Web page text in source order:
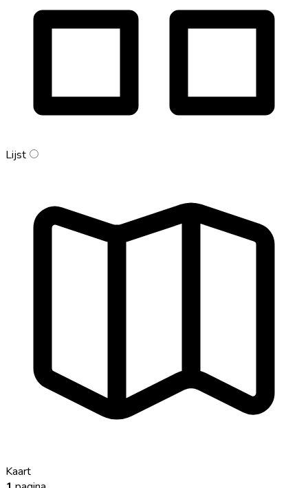
Lijst
Kaart